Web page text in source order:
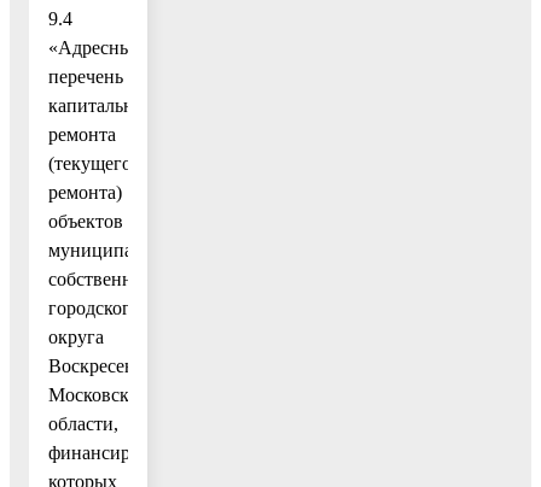
9.4
«Адресный
перечень
капитального
ремонта
(текущего
ремонта)
объектов
муниципальной
собственности
городского
округа
Воскресенск
Московской
области,
финансирование
которых